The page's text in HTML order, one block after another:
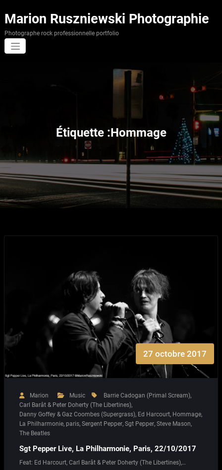
au
contenu
Marion Ruszniewski Photographie
Photographe rock professionnelle portfolio
Étiquette :Hommage
27 octobre 2017
Marion Music Barrie Cadogan (Primal Scream),
Carl Barât & Peter Doherty (The Libertines),
Danny Goffey & Gaz Coombes (Supergrass), Ed Harcourt, Hommage,
La Philharmonie, paris, Sergent Pepper, Sgt Pepper, Steve Mason,
The Beatles
Sgt Pepper Live, La Philharmonie, Paris, 22/10/2017
Feat: Ed Harcourt, Carl Barât & Peter Doherty (The Libertines),…